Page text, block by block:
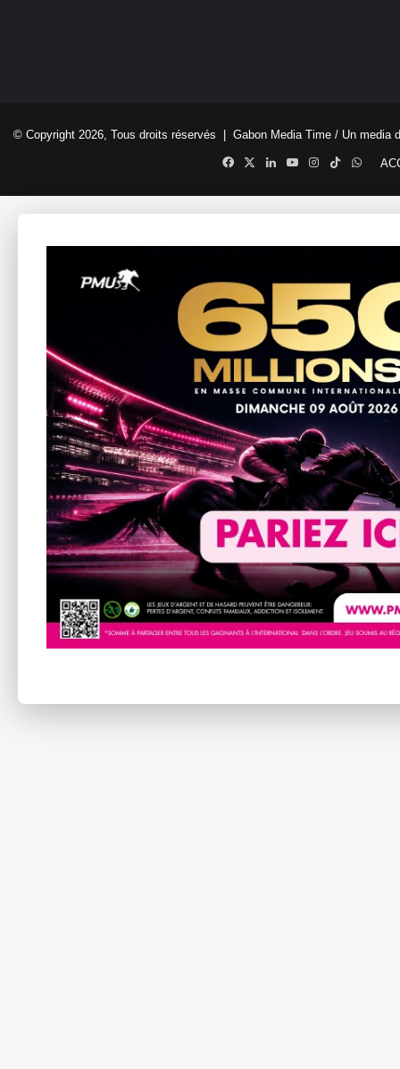
© Copyright 2026, Tous droits réservés | Gabon Media Time / Un media
Facebook
X LinkedinYouTubeInstagram
TikTok